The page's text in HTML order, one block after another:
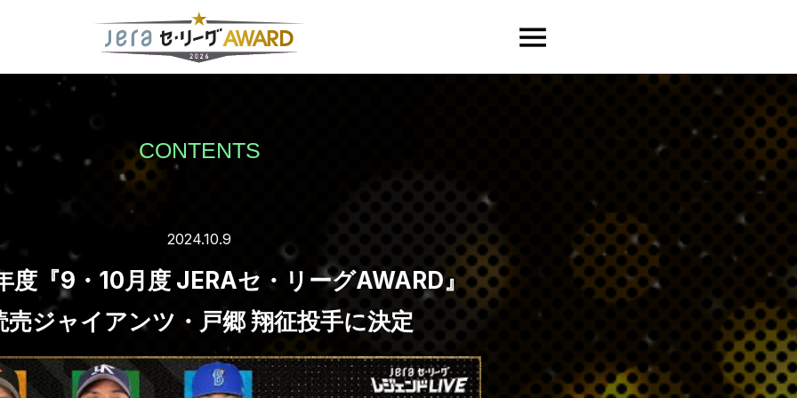
CONTENTS
2024.10.9
度『9・10月度 JERAセ・リーグAWARD』
売ジャイアンツ・戸郷 翔征投手に決定